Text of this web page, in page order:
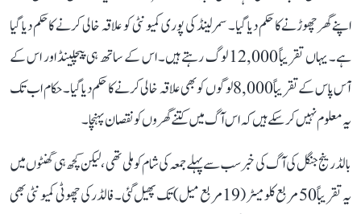
اپنے گھر چھوڑنے کا حکم دیا گیا۔ سمرلینڈ کی پوری کمیونٹی کو علاقہ خالی کرنے کا حکم دیا گیا
ہے۔ یہاں تقریباً 12,000 لوگ رہتے ہیں۔ اس کے ساتھ ہی پیچلینڈ اور اس کے
آس پاس کے تقریباً 8,000 لوگوں کو بھی علاقہ خالی کرنے کا حکم دیا گیا۔ حکام اب تک
یہ معلوم نہیں کر سکے ہیں کہ اس آگ میں کتنے گھروں کو نقصان پہنچا۔
بالڈ رینج جنگل کی آگ کی خبر سب سے پہلے جمعہ کی شام کو ملی تھی، لیکن کچھ ہی گھنٹوں میں
یہ تقریباً 50 مربع کلومیٹر (19 مربع میل) تک پھیل گئی۔ فالڈر کی چھوٹی کمیونٹی بھی